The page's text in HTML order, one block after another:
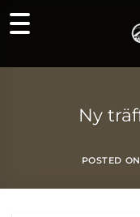
Skip
to
Ny
POSTED